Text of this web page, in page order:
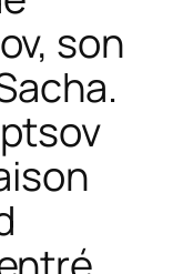
son